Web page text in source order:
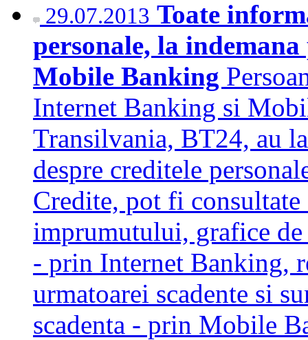
29.07.2013 Toate
personale, la
Mobile Banking
Internet Banking si
Transilvania, BT24, au
despre creditele
Credite, pot fi
imprumutului, grafice
- prin Internet Banking,
urmatoarei scadente si
scadenta - prin Mobile